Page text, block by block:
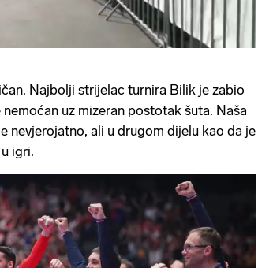
Najbolji strijelac turnira Bilik je zabio
uz mizeran postotak šuta. Naša
nevjerojatno, ali u drugom dijelu kao da je
igri.